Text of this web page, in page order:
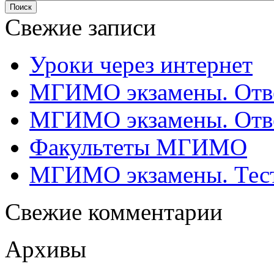
Свежие записи
Уроки через интернет
МГИМО экзамены.
МГИМО экзамены.
Факультеты МГИМО
МГИМО экзамены.
Свежие комментарии
Архивы